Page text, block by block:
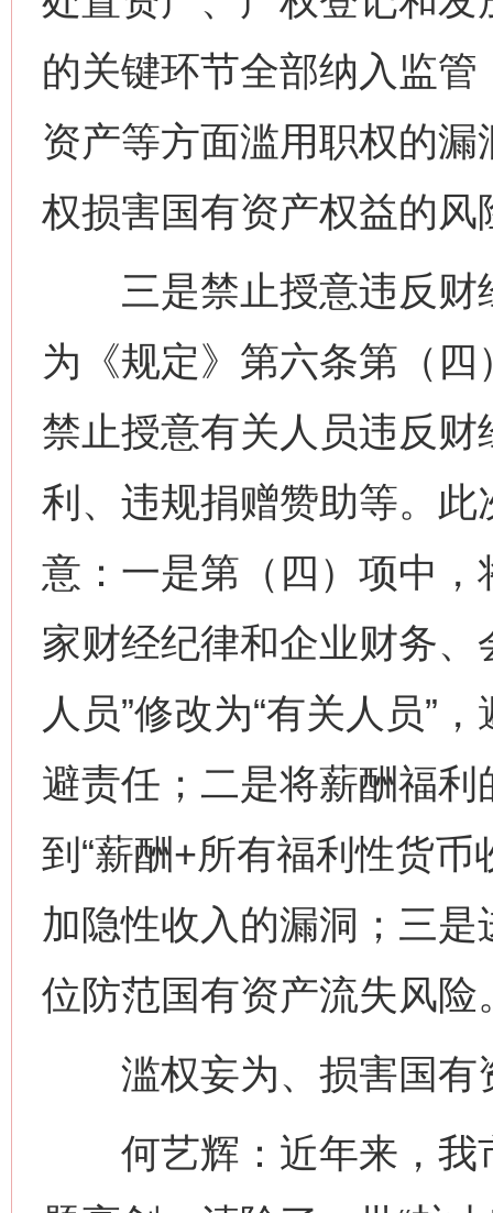
的关键环节全部纳入监
资产等方面滥用职权的
权损害国有资产权益的风
三是禁止授意违反财
为《规定》第六条第（
禁止授意有关人员违反
利、违规捐赠赞助等。
意：一是第（四）项中
家财经纪律和企业财务
人员”修改为“有关人员”
避责任；二是将薪酬福利
到“薪酬+所有福利性货
加隐性收入的漏洞；三
位防范国有资产流失风险
滥权妄为、损害国有
何艺辉：近年来，我